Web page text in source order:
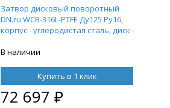
Затвор дисковый поворотный
DN.ru WCB-316L-PTFE Ду125 Ру16,
корпус - углеродистая сталь, диск -
PTFE,с редуктором DN.ru HAM-1
В наличии
Купить в 1 клик
72 697 ₽